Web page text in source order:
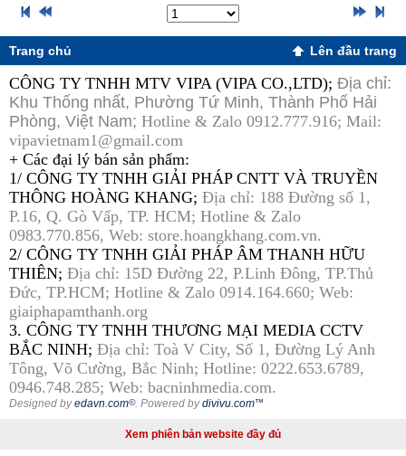
Trang chủ Lên đầu trang
CÔNG TY TNHH MTV VIPA (VIPA CO.,LTD); Địa chỉ:
Khu Thống nhất, Phường Tứ Minh, Thành Phố Hải
Phòng, Việt Nam; Hotline & Zalo 0912.777.916; Mail:
vipavietnam1@gmail.com
+ Các đại lý bán sản phẩm:
1/ CÔNG TY TNHH GIẢI PHÁP CNTT VÀ TRUYỀN
THÔNG HOÀNG KHANG; Địa chỉ: 188 Đường số 1,
P.16, Q. Gò Vấp, TP. HCM; Hotline & Zalo
0983.770.856, Web: store.hoangkhang.com.vn.
2/ CÔNG TY TNHH GIẢI PHÁP ÂM THANH HỮU
THIÊN; Địa chỉ: 15D Đường 22, P.Linh Đông, TP.Thủ
Đức, TP.HCM; Hotline & Zalo 0914.164.660; Web:
giaiphapamthanh.org
3. CÔNG TY TNHH THƯƠNG MẠI MEDIA CCTV
BẮC NINH; Địa chỉ: Toà V City, Số 1, Đường Lý Anh
Tông, Võ Cường, Bắc Ninh; Hotline: 0222.653.6789,
0946.748.285; Web: bacninhmedia.com.
Designed byedavn.com©. Powered bydivivu.com™
Xem phiên bản website đầy đủ